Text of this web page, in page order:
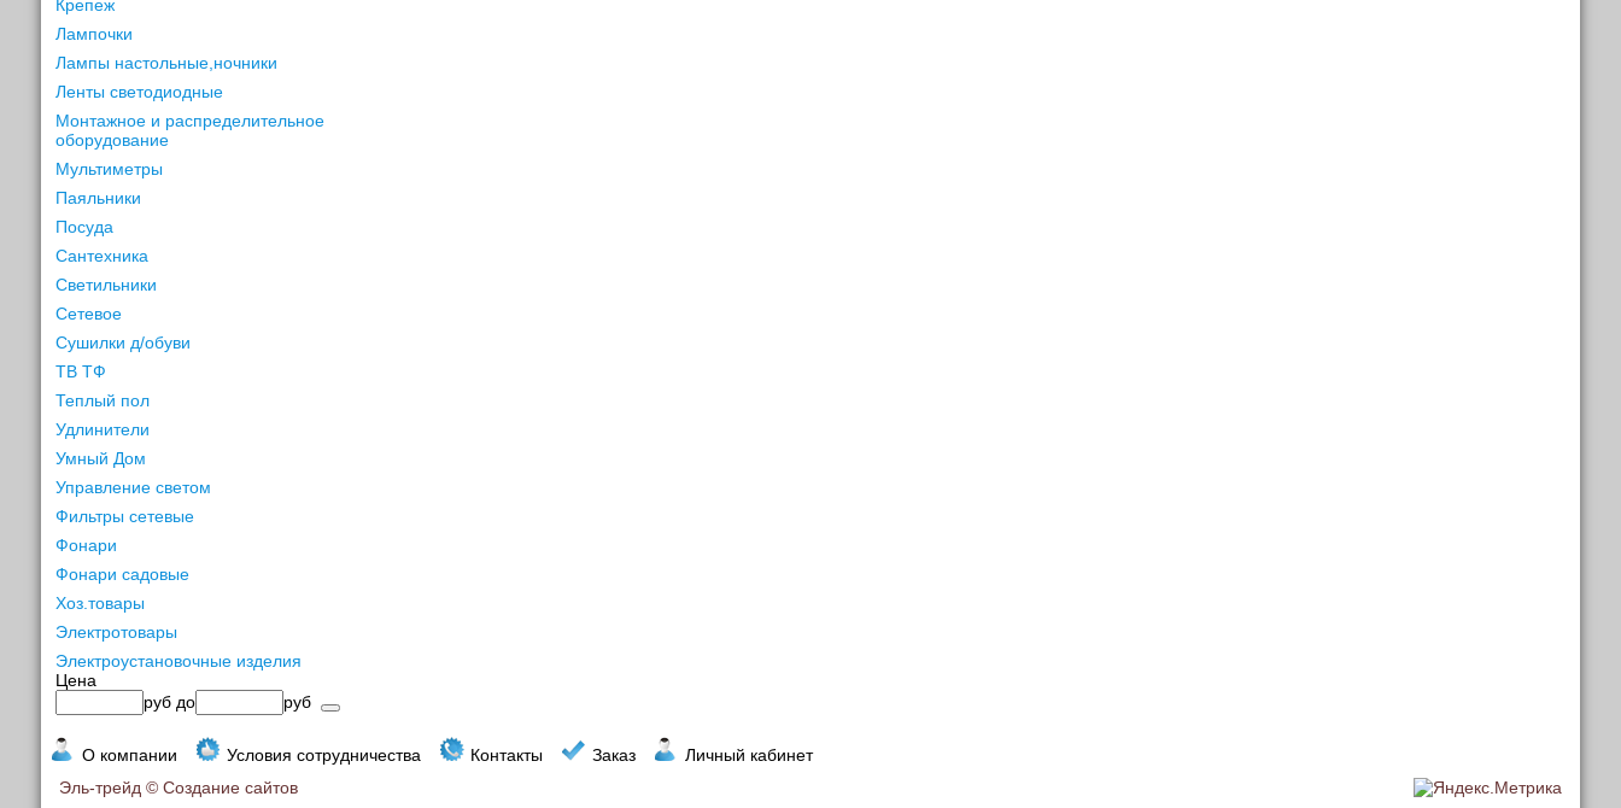
Крепеж
Лампочки
Лампы настольные,ночники
Ленты светодиодные
Монтажное и распределительное
оборудование
Мультиметры
Паяльники
Посуда
Сантехника
Светильники
Сетевое
Сушилки д/обуви
ТВ ТФ
Теплый пол
Удлинители
Умный Дом
Управление светом
Фильтры сетевые
Фонари
Фонари садовые
Хоз.товары
Электротовары
Электроустановочные изделия
Цена
руб до руб
О компании Условия сотрудничества Контакты Заказ
Личный кабинет
Эль-трейд © Создание сайтов